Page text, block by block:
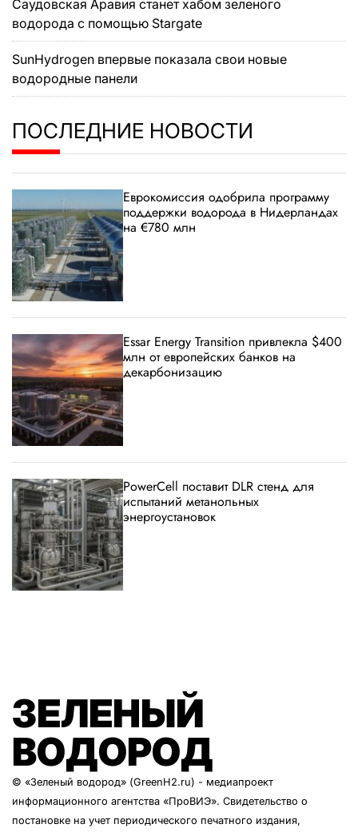
Саудовская Аравия станет хабом зеленого
водорода с помощью Stargate
SunHydrogen впервые показала свои новые
водородные панели
ПОСЛЕДНИЕ НОВОСТИ
Еврокомиссия одобрила программу
поддержки водорода в Нидерландах
на €780 млн
Essar Energy Transition привлекла $400
млн от европейских банков на
декарбонизацию
PowerCell поставит DLR стенд для
испытаний метанольных
энергоустановок
ЗЕЛЕНЫЙ
ВОДОРОД
© «Зеленый водород» (GreenH2.ru) - медиапроект
информационного агентства «ПроВИЭ». Свидетельство о
постановке на учет периодического печатного издания,